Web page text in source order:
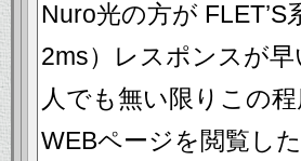
Nuro光の方が
2ms）レスポンスが
人でも無い限りこの
WEBページを閲覧し